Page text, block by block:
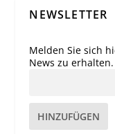
NEWSLETTER
Melden Sie sich
News zu erhalten.
HINZUFÜGEN